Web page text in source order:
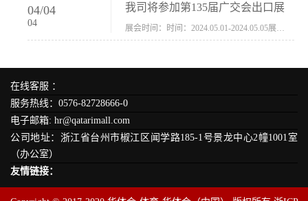
04/04
04
我司将参加第135届广交会出口展
展会时间：时间：2024.05.01-2024.05.05展会地址：中国进出口商品交易会展馆福建康莱宝公司展位号12.1G37-38、H11-12，浙江康莱宝展位号17.1B23-24、C19-20...
在线客服 ：
服务热线：0576-82728666-0
电子邮箱: hr@qatarimall.com
公司地址：浙江省台州市椒江区闻学路185-1号景龙中心2幢1001室
（办公室）
友情链接：